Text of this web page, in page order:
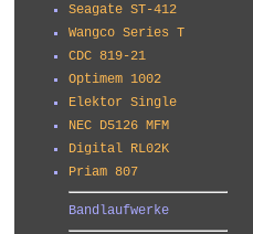
Seagate ST-412
Wangco Series T
CDC 819-21
Optimem 1002
Elektor Single
NEC D5126 MFM
Digital RL02K
Priam 807
Bandlaufwerke